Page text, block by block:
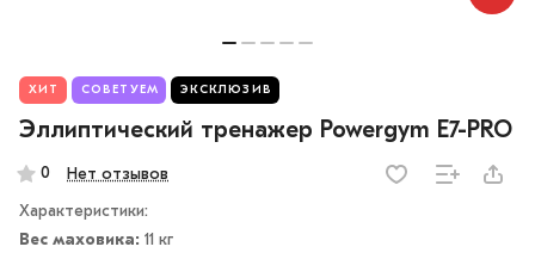
ХИТ СОВЕТУЕМ ЭКСКЛЮЗИВ
Эллиптический тренажер Powergym E7-PRO
0 Нет отзывов
Характеристики:
Вес маховика: 11 кг